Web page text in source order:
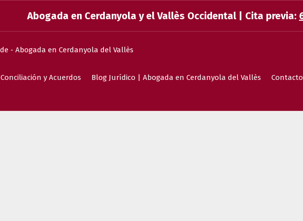
Conciliación y Acuerdos Blog Jurídico | Abogada en Cerdanyola del Vallès Contacto
Abogada en Cerdanyola y el Vallès Occidental | Cita previa: